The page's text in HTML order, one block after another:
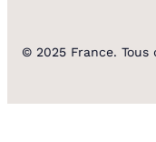
© 2025 France. Tous